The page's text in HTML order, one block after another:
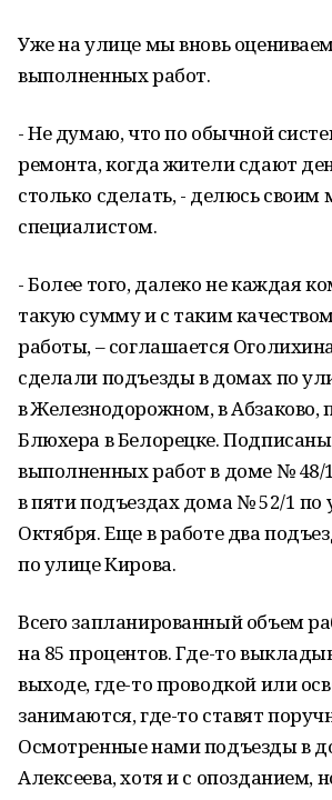
Уже на улице мы вновь
выполненных работ.
- Не думаю, что по обычной
ремонта, когда жители сдают
столько сделать, - делюсь своим
специалистом.
- Более того, далеко не каждая
такую сумму и с таким
работы, – соглашается
сделали подъезды в домах по
в Железнодорожном, в Абзаково,
Блюхера в Белорецке.
выполненных работ в доме № 48/
в пяти подъездах дома № 52/1 по
Октября. Еще в работе два
по улице Кирова.
Всего запланированный объем
на 85 процентов. Где-то
выходе, где-то проводкой или
занимаются, где-то ставят
Осмотренные нами подъезды в
Алексеева, хотя и с опозданием,